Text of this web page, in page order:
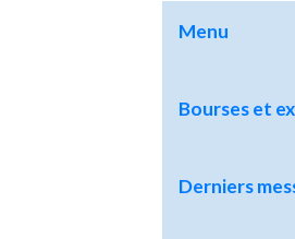
Menu
Bourses et
Derniers